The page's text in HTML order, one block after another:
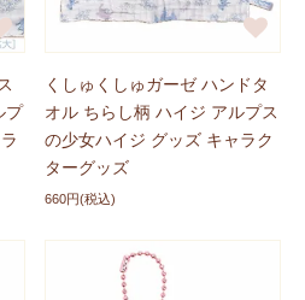
プ
くしゅくしゅガーゼ ハンドタ
オル ちらし柄 ハイジ アルプス
の少女ハイジ グッズ キャラク
ターグッズ
660円(税込)